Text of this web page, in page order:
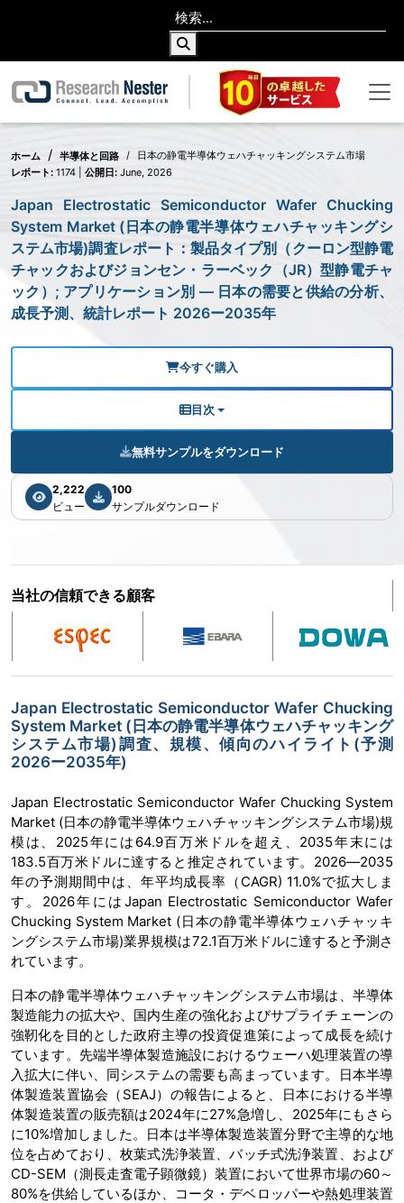
ホーム 半導体と回路
日本の静電半導体ウェハチャッキングシステム市場
レポート: 1174 | 公開日: June, 2026
Japan Electrostatic Semiconductor Wafer Chucking
System Market (日本の静電半導体ウェハチャッキングシ
ステム市場)調査レポート：製品タイプ別（クーロン型静電
チャックおよびジョンセン・ラーベック（JR）型静電チャ
ック）; アプリケーション別 ― 日本の需要と供給の分析、
成長予測、統計レポート 2026ー2035年
今すぐ購入
目次
無料サンプルをダウンロード
2,222
ビュー
100
サンプルダウンロード
当社の信頼できる顧客
Japan Electrostatic Semiconductor Wafer Chucking
System Market (日本の静電半導体ウェハチャッキング
システム市場)調査、規模、傾向のハイライト(予測
2026ー2035年)
Japan Electrostatic Semiconductor Wafer Chucking System
Market (日本の静電半導体ウェハチャッキングシステム市場)規
模は、2025年には64.9百万米ドルを超え、2035年末には
183.5百万米ドルに達すると推定されています。2026―2035
年の予測期間中は、年平均成長率（CAGR) 11.0%で拡大しま
す。2026年にはJapan Electrostatic Semiconductor Wafer
Chucking System Market (日本の静電半導体ウェハチャッキ
ングシステム市場)業界規模は72.1百万米ドルに達すると予測さ
れています。
日本の静電半導体ウェハチャッキングシステム市場は、半導体
製造能力の拡大や、国内生産の強化およびサプライチェーンの
強靭化を目的とした政府主導の投資促進策によって成長を続け
ています。先端半導体製造施設におけるウェーハ処理装置の導
入拡大に伴い、同システムの需要も高まっています。日本半導
体製造装置協会（SEAJ）の報告によると、日本における半導
体製造装置の販売額は2024年に27%急増し、2025年にもさら
に10%増加しました。日本は半導体製造装置分野で主導的な地
位を占めており、枚葉式洗浄装置、バッチ式洗浄装置、および
CD-SEM（測長走査電子顕微鏡）装置において世界市場の60～
80%を供給しているほか、コータ・デベロッパーや熱処理装置